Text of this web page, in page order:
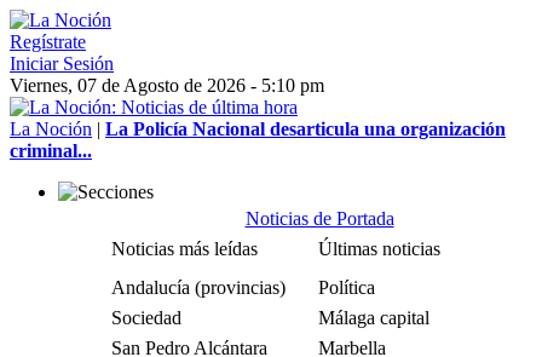
Regístrate
Iniciar Sesión
Viernes, 07 de Agosto de 2026 - 5:10 pm
La Noción | La Policía Nacional desarticula una organización
criminal...
Noticias de Portada
Noticias más leídas
Últimas noticias
Andalucía (provincias)
Política
Sociedad
Málaga capital
San Pedro Alcántara
Marbella